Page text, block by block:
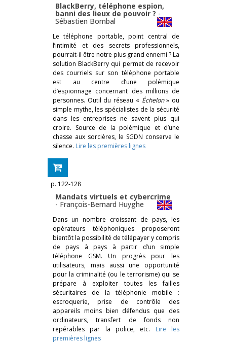
BlackBerry, téléphone espion,
banni des lieux de pouvoir ? -
Sébastien Bombal
Le téléphone portable, point central de
l’intimité et des secrets professionnels,
pourrait-il être notre plus grand ennemi ? La
solution BlackBerry qui permet de recevoir
des courriels sur son téléphone portable
est au centre d’une polémique
d’espionnage concernant des millions de
personnes. Outil du réseau « Échelon» ou
simple mythe, les spécialistes de la sécurité
dans les entreprises ne savent plus qui
croire. Source de la polémique et d’une
chasse aux sorcières, le SGDN conserve le
silence. Lire les premières lignes
p. 122-128
Mandats virtuels et cybercrime
- François-Bernard Huyghe
Dans un nombre croissant de pays, les
opérateurs téléphoniques proposeront
bientôt la possibilité de télépayer y compris
de pays à pays à partir d’un simple
téléphone GSM. Un progrès pour les
utilisateurs, mais aussi une opportunité
pour la criminalité (ou le terrorisme) qui se
prépare à exploiter toutes les failles
sécuritaires de la téléphonie mobile :
escroquerie, prise de contrôle des
appareils moins bien défendus que des
ordinateurs, transfert de fonds non
repérables par la police, etc. Lire les
premières lignes